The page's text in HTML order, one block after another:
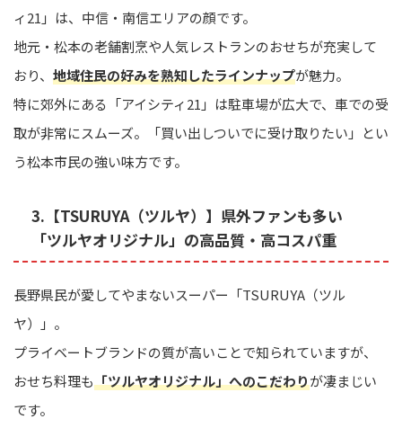
ィ21」は、中信・南信エリアの顔です。
地元・松本の老舗割烹や人気レストランのおせちが充実して
おり、 地域住民の好みを熟知したラインナップが魅力。
特に郊外にある「アイシティ21」は駐車場が広大で、車での受
取が非常にスムーズ。「買い出しついでに受け取りたい」とい
う松本市民の強い味方です。
3.【TSURUYA（ツルヤ）】県外ファンも多い
「ツルヤオリジナル」の高品質・高コスパ重
長野県民が愛してやまないスーパー「TSURUYA（ツル
ヤ）」。
プライベートブランドの質が高いことで知られていますが、
おせち料理も「ツルヤオリジナル」へのこだわりが凄まじい
です。